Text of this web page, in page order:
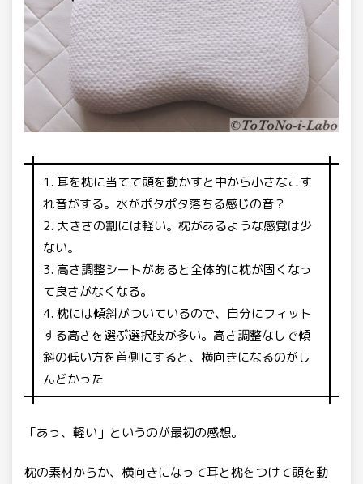
耳を枕に当てて頭を動かすと中から小さなこす
れ音がする。水がポタポタ落ちる感じの音？
大きさの割には軽い。枕があるような感覚は少
ない。
高さ調整シートがあると全体的に枕が固くなっ
て良さがなくなる。
枕には傾斜がついているので、自分にフィット
する高さを選ぶ選択肢が多い。高さ調整なしで傾
斜の低い方を首側にすると、横向きになるのがし
んどかった
「あっ、軽い」というのが最初の感想。
枕の素材からか、横向きになって耳と枕をつけて頭を動